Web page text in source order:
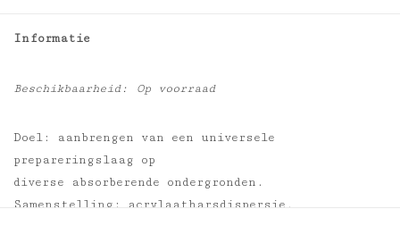
Informatie
Beschikbaarheid: Op voorraad
Doel: aanbrengen van een universele
prepareringslaag op
diverse absorberende ondergronden.
Samenstelling: acrylaatharsdispersie,